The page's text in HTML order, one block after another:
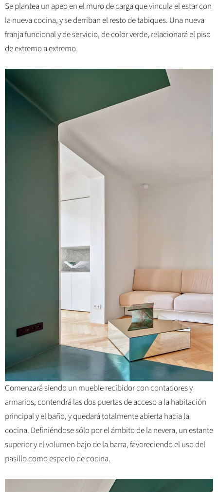
Se plantea un apeo en el muro de carga que vincula el estar con
la nueva cocina, y se derriban el resto de tabiques. Una nueva
franja funcional y de servicio, de color verde, relacionará el piso
de extremo a extremo.
Comenzará siendo un mueble recibidor con contadores y
armarios, contendrá las dos puertas de acceso a la habitación
principal y el baño, y quedará totalmente abierta hacia la
cocina. Definiéndose sólo por el ámbito de la nevera, un estante
superior y el volumen bajo de la barra, favoreciendo el uso del
pasillo como espacio de cocina.